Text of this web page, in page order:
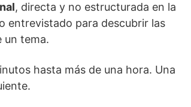
, directa y no estructurada en la
entrevistado para descubrir las
un tema.
hasta más de una hora. Una